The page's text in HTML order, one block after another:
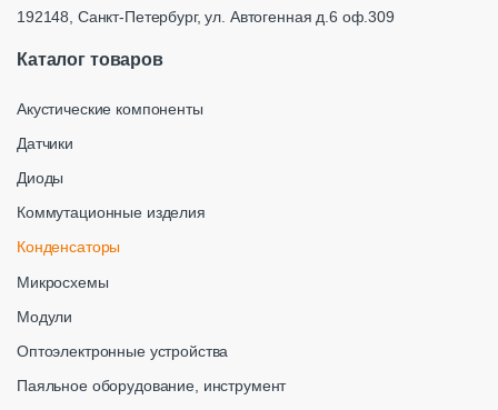
192148, Санкт-Петербург, ул. Автогенная д.6 оф.309
Каталог товаров
Акустические компоненты
Датчики
Диоды
Коммутационные изделия
Конденсаторы
Микросхемы
Модули
Оптоэлектронные устройства
Паяльное оборудование, инструмент